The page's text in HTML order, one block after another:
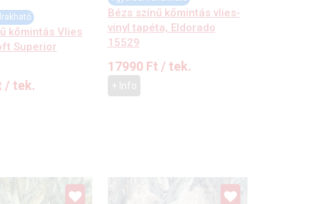
kőmintás Vlies
Superior
/ tek.
Bézs színű kőmintás vlies-
vinyl tapéta, Eldorado
15529
17990 Ft / tek.
+ Info